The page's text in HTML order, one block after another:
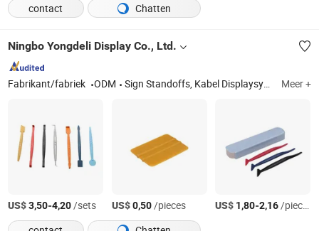
contact
Chatten
Ningbo Yongdeli Display Co., Ltd.
Fabrikant/fabriek ODM Sign Standoffs, Kabel Displaysysteem, Foto Hang Systeem, Tint Gereedschappen, Draad Wijn Display, Sign Locator, Sign Bevestiging, Kabel Ophangsysteem, Wandmontage Sign Bevestiging Meer +
US$3,50-4,20/sets US$0,50/pieces US$ 1,80-2,16/pieces